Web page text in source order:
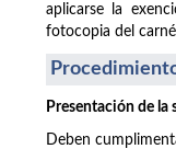
aplicarse la
fotocopia del
Presentación de la
Deben